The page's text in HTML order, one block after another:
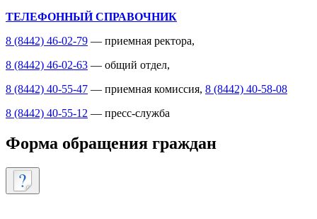
ТЕЛЕФОННЫЙ СПРАВОЧНИК
8 (8442) 46-02-79 — приемная ректора,
8 (8442) 46-02-63 — общий отдел,
8 (8442) 40-55-47 — приемная комиссия, 8 (8442) 40-58-08
8 (8442) 40-55-12 — пресс-служба
Форма обращения граждан